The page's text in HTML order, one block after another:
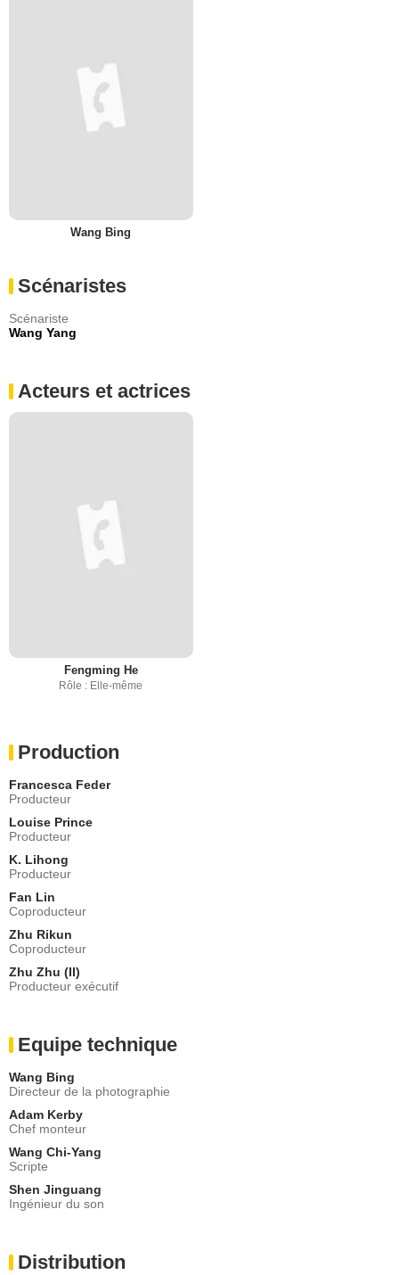
Wang Bing
Scénaristes
Scénariste
Wang Yang
Acteurs et actrices
Fengming He
Rôle : Elle-même
Production
Francesca Feder
Producteur
Louise Prince
Producteur
K. Lihong
Producteur
Fan Lin
Coproducteur
Zhu Rikun
Coproducteur
Zhu Zhu (II)
Producteur exécutif
Equipe technique
Wang Bing
Directeur de la photographie
Adam Kerby
Chef monteur
Wang Chi-Yang
Scripte
Shen Jinguang
Ingénieur du son
Distribution